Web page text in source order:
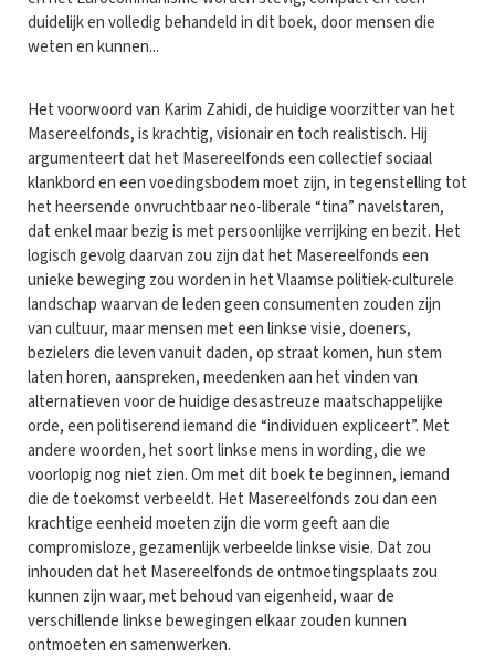
duidelijk en volledig behandeld in dit boek, door mensen die
weten en kunnen...
Het voorwoord van Karim Zahidi, de huidige voorzitter van het
Masereelfonds, is krachtig, visionair en toch realistisch. Hij
argumenteert dat het Masereelfonds een collectief sociaal
klankbord en een voedingsbodem moet zijn, in tegenstelling tot
het heersende onvruchtbaar neo-liberale “tina” navelstaren,
dat enkel maar bezig is met persoonlijke verrijking en bezit. Het
logisch gevolg daarvan zou zijn dat het Masereelfonds een
unieke beweging zou worden in het Vlaamse politiek-culturele
landschap waarvan de leden geen consumenten zouden zijn
van cultuur, maar mensen met een linkse visie, doeners,
bezielers die leven vanuit daden, op straat komen, hun stem
laten horen, aanspreken, meedenken aan het vinden van
alternatieven voor de huidige desastreuze maatschappelijke
orde, een politiserend iemand die “individuen expliceert”. Met
andere woorden, het soort linkse mens in wording, die we
voorlopig nog niet zien. Om met dit boek te beginnen, iemand
die de toekomst verbeeldt. Het Masereelfonds zou dan een
krachtige eenheid moeten zijn die vorm geeft aan die
compromisloze, gezamenlijk verbeelde linkse visie. Dat zou
inhouden dat het Masereelfonds de ontmoetingsplaats zou
kunnen zijn waar, met behoud van eigenheid, waar de
verschillende linkse bewegingen elkaar zouden kunnen
ontmoeten en samenwerken.